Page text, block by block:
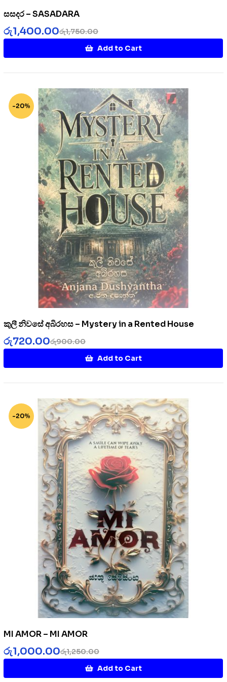
සසදර – SASADARA
රු1,750.00
රු1,400.00
Add to Cart
-20%
කුලී නිවසේ අබිරහස – Mystery in a Rented House
රු900.00
රු720.00
Add to Cart
-20%
MI AMOR – MI AMOR
රු1,250.00
රු1,000.00
Add to Cart